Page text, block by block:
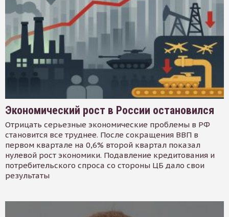
Экономический рост в России остановился
Отрицать серьезные экономические проблемы в РФ
становится все труднее. После сокращения ВВП в
первом квартале на 0,6% второй квартал показал
нулевой рост экономики. Подавление кредитования и
потребительского спроса со стороны ЦБ дало свои
результаты